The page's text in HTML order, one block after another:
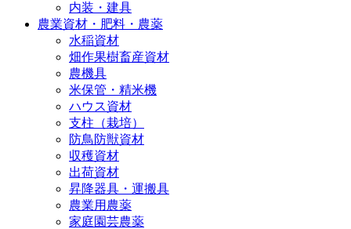
内装・建具
農業資材・肥料・農薬
水稲資材
畑作果樹畜産資材
農機具
米保管・精米機
ハウス資材
支柱（栽培）
防鳥防獣資材
収穫資材
出荷資材
昇降器具・運搬具
農業用農薬
家庭園芸農薬